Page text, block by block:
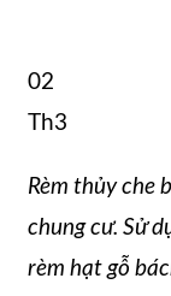
02
Th3
Rèm thủy che
chung cư. Sử
rèm hạt gỗ